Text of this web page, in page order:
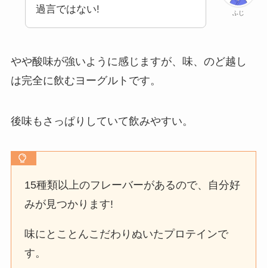
ふじ
過言ではない!
やや酸味が強いように感じますが、味、のど越し
は完全に飲むヨーグルトです。
後味もさっぱりしていて飲みやすい。
15種類以上のフレーバーがあるので、自分好
みが見つかります!
味にとことんこだわりぬいたプロテインで
す。